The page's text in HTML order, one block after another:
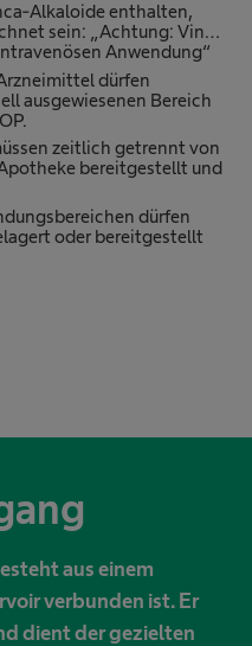
Alkaloide enthalten,
sein: „Achtung: Vin…
Anwendung“
dürfen
ausgewiesenen Bereich
zeitlich getrennt von
bereitgestellt und
dürfen
oder bereitgestellt
aus einem
verbunden ist. Er
dient der gezielten